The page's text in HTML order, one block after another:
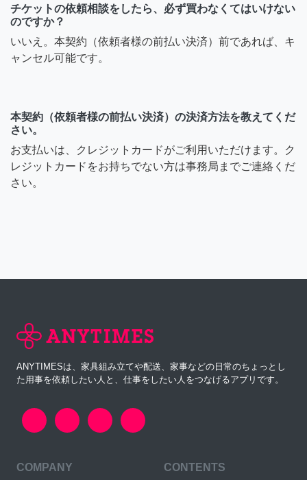
チケットの依頼相談をしたら、必ず買わなくてはいけない
のですか？
いいえ。本契約（依頼者様の前払い決済）前であれば、キ
ャンセル可能です。
本契約（依頼者様の前払い決済）の決済方法を教えてくだ
さい。
お支払いは、クレジットカードがご利用いただけます。ク
レジットカードをお持ちでない方は事務局までご連絡くだ
さい。
ANYTIMESは、家具組み立てや配送、家事などの日常のちょっとし
た用事を依頼したい人と、仕事をしたい人をつなげるアプリです。
COMPANY CONTENTS